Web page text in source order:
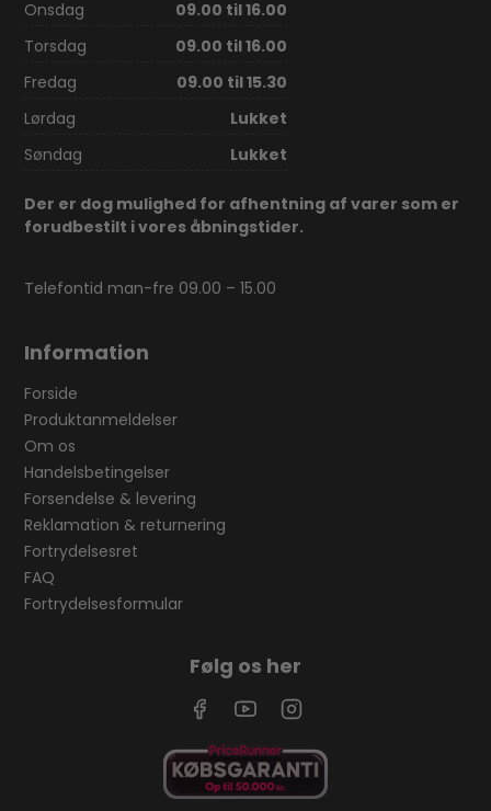
Onsdag
09.00 til 16.00
Torsdag
09.00 til 16.00
Fredag
09.00 til 15.30
Lørdag
Lukket
Søndag
Lukket
Der er dog mulighed for afhentning af varer som er
forudbestilt i vores åbningstider.
Telefontid man-fre 09.00 – 15.00
Information
Forside
Produktanmeldelser
Om os
Handelsbetingelser
Forsendelse & levering
Reklamation & returnering
Fortrydelsesret
FAQ
Fortrydelsesformular
Følg os her